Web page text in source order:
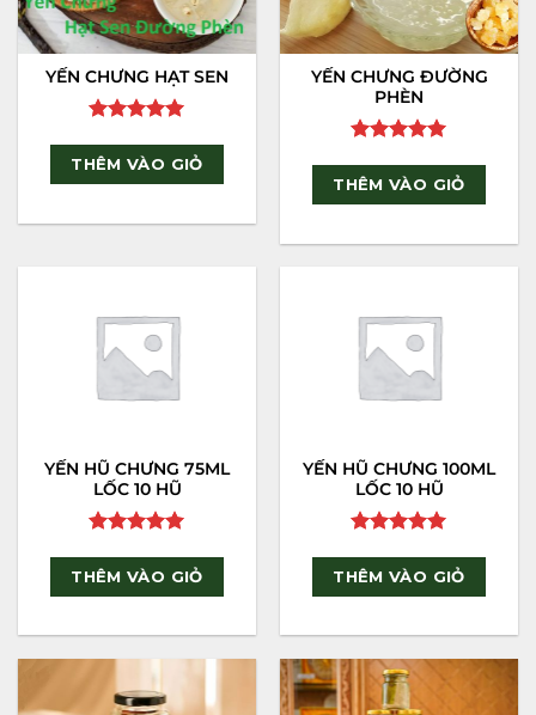
YẾN CHƯNG HẠT SEN
out of 5
THÊM VÀO GIỎ
YẾN CHƯNG ĐƯỜNG
PHÈN
out of 5
THÊM VÀO GIỎ
YẾN HŨ CHƯNG 75ML
LỐC 10 HŨ
out of 5
THÊM VÀO GIỎ
YẾN HŨ CHƯNG 100ML
LỐC 10 HŨ
out of 5
THÊM VÀO GIỎ